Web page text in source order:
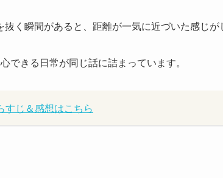
く瞬間があると、距離が一気に近づいた感じが
できる日常が同じ話に詰まっています。
じ＆感想はこちら